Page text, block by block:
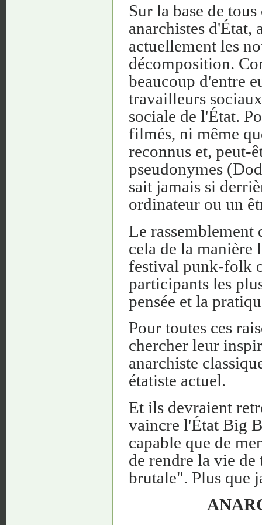
Sur la base de
anarchistes d'État,
actuellement les
décomposition.
beaucoup d'entre
travailleurs
sociale de l'État.
filmés, ni même
reconnus et, peut-
pseudonymes
sait jamais si
ordinateur ou un
Le
cela de la
festival punk-folk
participants les
pensée et la
Pour toutes ces
chercher leur
anarchiste
étatiste actuel.
Et ils devraient
vaincre l'État Big
capable que de
de rendre la vie de
brutale". Plus que